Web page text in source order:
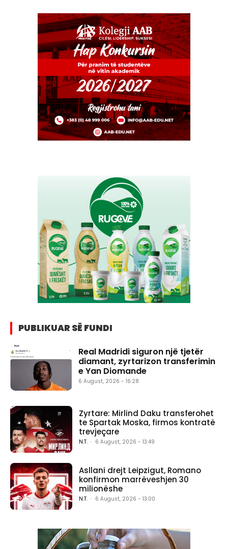
PUBLIKUAR SË FUNDI
Real Madridi siguron një tjetër
diamant, zyrtarizon transferimin
e Yan Diomande
6 August, 2026 - 16:28
Zyrtare: Mirlind Daku transferohet
te Spartak Moska, firmos kontratë
trevjeçare
N.T. - 6 August, 2026 - 13:49
Asllani drejt Leipzigut, Romano
konfirmon marrëveshjen 30
milionëshe
N.T. - 6 August, 2026 - 13:00